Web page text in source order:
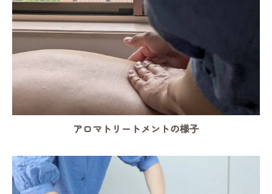
アロマトリートメントの様子